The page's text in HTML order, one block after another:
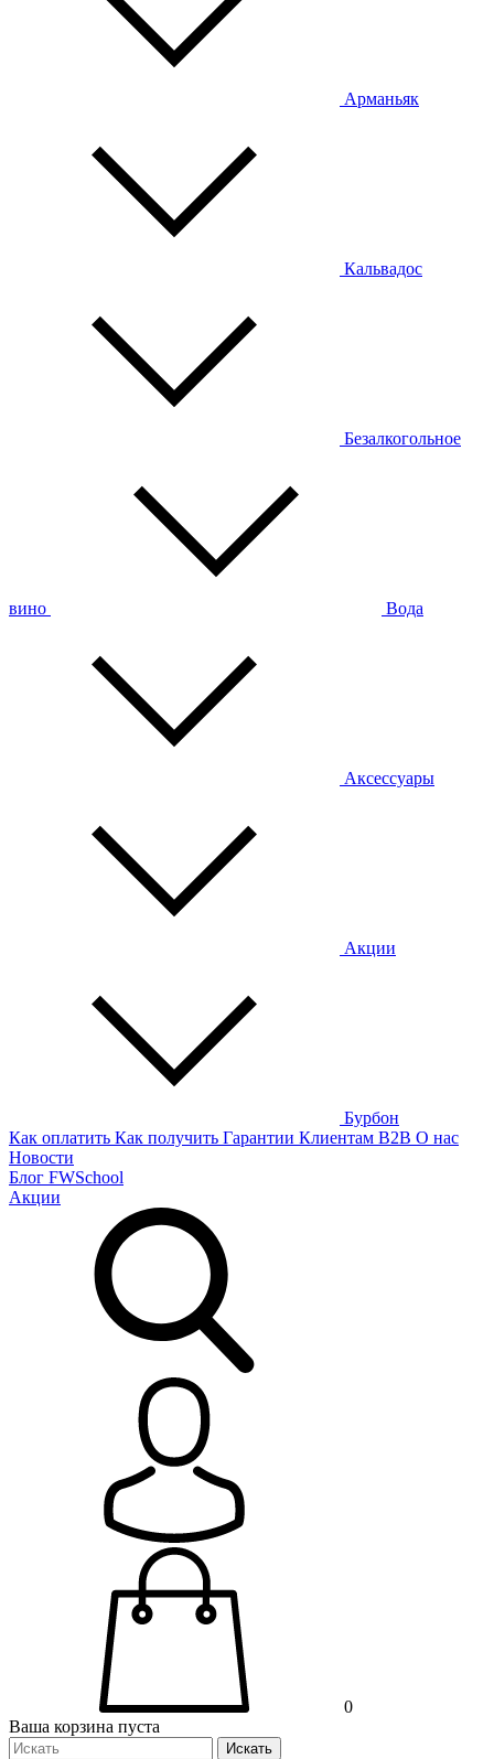
Арманьяк
Кальвадос
Безалкогольное
вино Вода
Аксессуары
Акции
Бурбон
Как оплатить Как получить Гарантии Клиентам B2B О нас
Новости
Блог FWSchool
Акции
0
Ваша корзина пуста
Искать